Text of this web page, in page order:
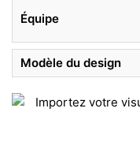
Équipe
Modèle du design